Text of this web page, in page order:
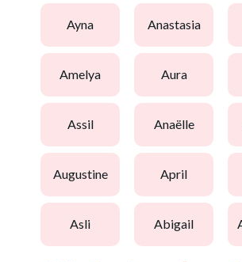
ayna anastasia
amelya aura
assil anaëlle
augustine april
asli abigail